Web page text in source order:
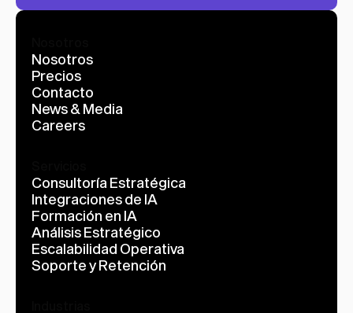
Nosotros
Precios
Contacto
News & Media
Careers
Consultoría Estratégica
Integraciones de IA
Formación en IA
Análisis Estratégico
Escalabilidad Operativa
Soporte y Retención